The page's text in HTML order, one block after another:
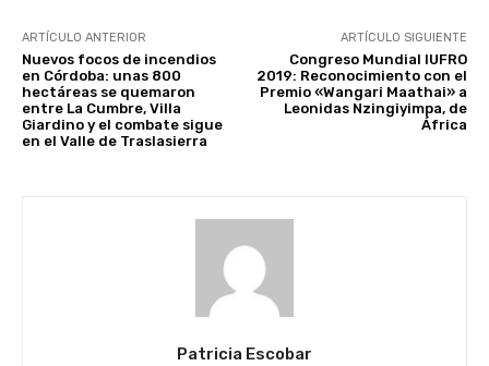
ARTÍCULO ANTERIOR
Nuevos focos de incendios
en Córdoba: unas 800
hectáreas se quemaron
entre La Cumbre, Villa
Giardino y el combate sigue
en el Valle de Traslasierra
ARTÍCULO SIGUIENTE
Congreso Mundial IUFRO
2019: Reconocimiento con el
Premio «Wangari Maathai» a
Leonidas Nzingiyimpa, de
África
Patricia Escobar